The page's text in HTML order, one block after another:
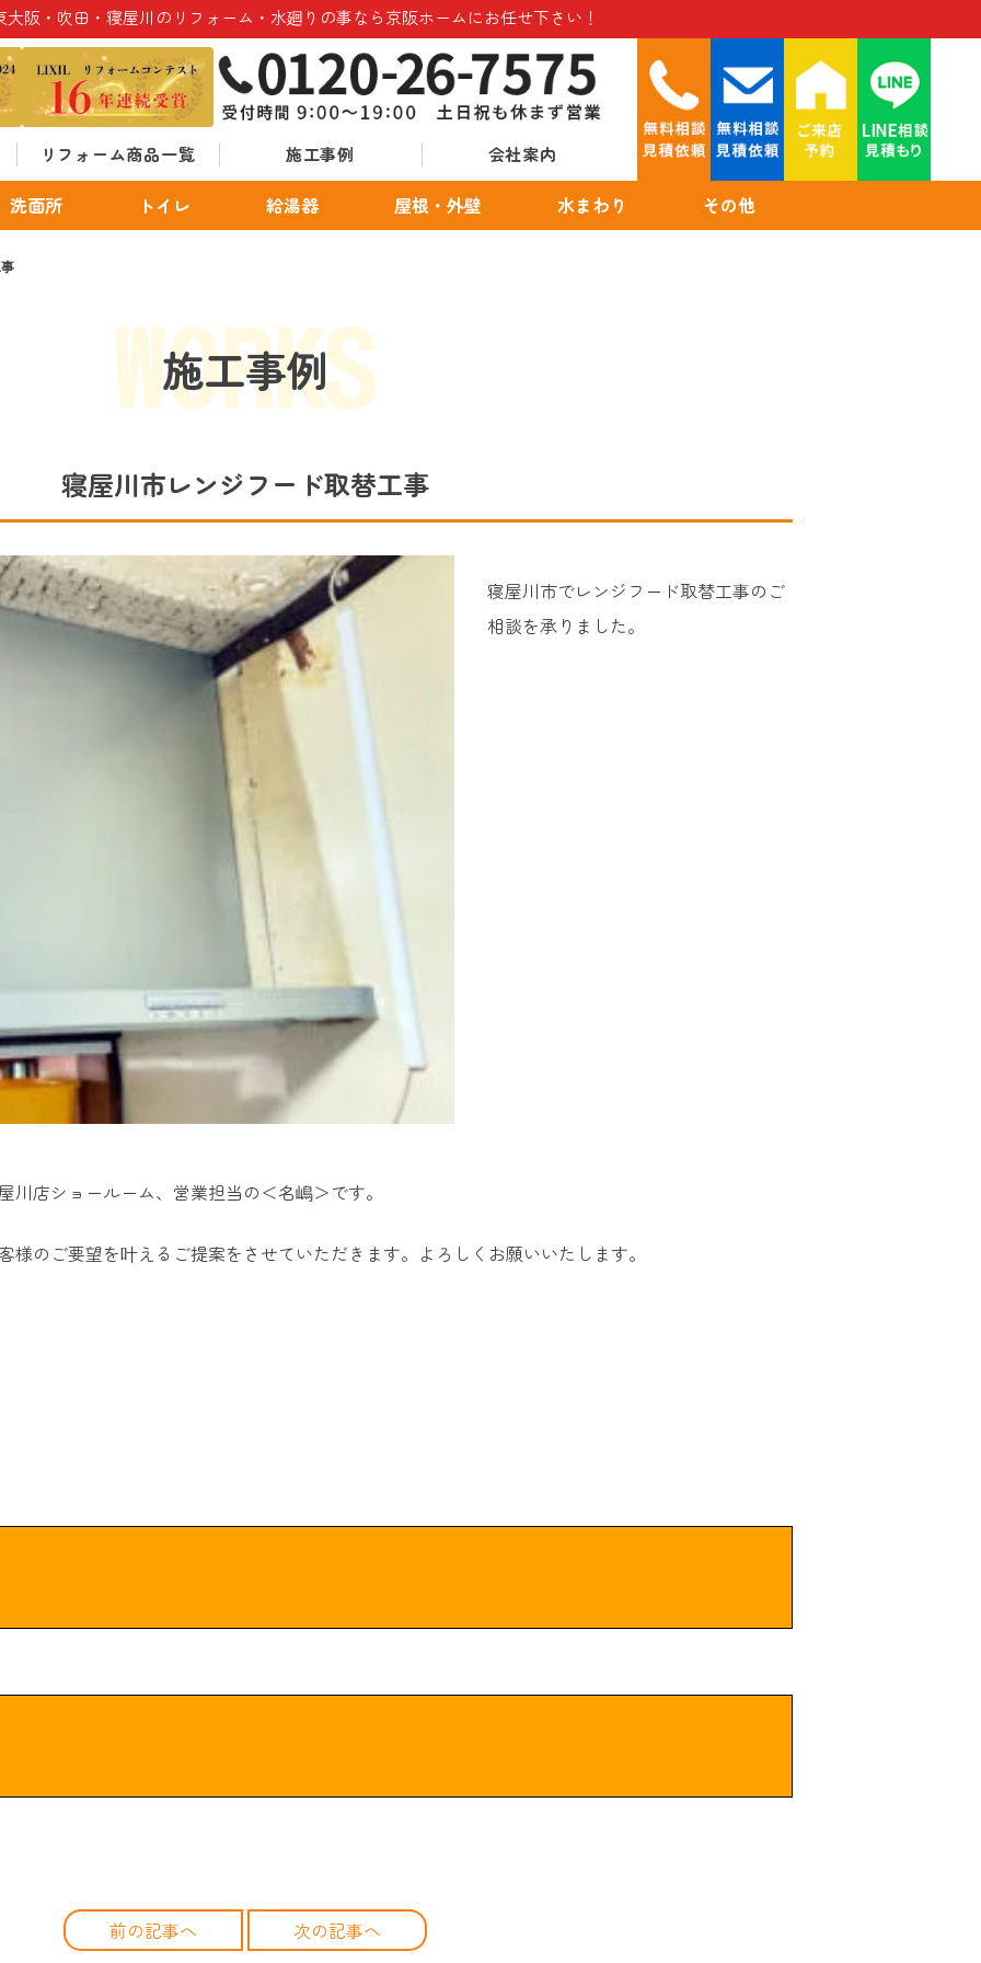
阪・吹田・寝屋川のリフォーム・水廻りの事なら京阪ホームにお任せ下さい！
リフォーム商品一覧 施工事例 会社案内
洗面所 トイレ 給湯器 屋根・外壁 水まわり その他
施工事例
寝屋川市レンジフード取替工事
寝屋川市でレンジフード取替工事のご
相談を承りました。
川店ショールーム、営業担当の＜名嶋＞です。
様のご要望を叶えるご提案をさせていただきます。よろしくお願いいたします。
前の記事へ 次の記事へ